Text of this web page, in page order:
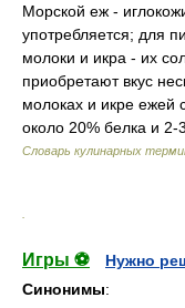
Морской еж -
употребляется; для
молоки и икра - их
приобретают вкус
молоках и икре ежей
около 20% белка и 2-
Словарь кулинарных
Игры ⚽
Нужно
Синонимы: